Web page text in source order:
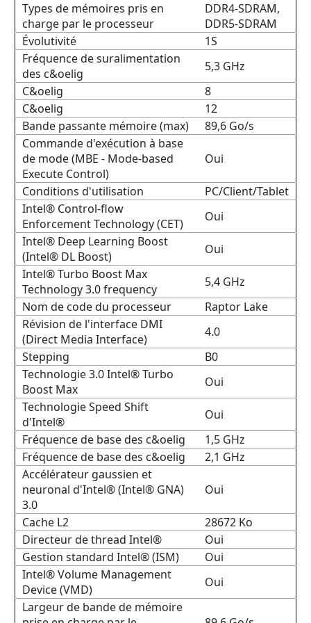
Types de mémoires pris en
charge par le processeur
DDR4-SDRAM,
DDR5-SDRAM
Évolutivité
1S
Fréquence de suralimentation
des c&oelig
5,3 GHz
C&oelig
8
C&oelig
12
Bande passante mémoire (max)
89,6 Go/s
Commande d'exécution à base
de mode (MBE - Mode-based
Execute Control)
Oui
Conditions d'utilisation
PC/Client/Tablet
Intel® Control-flow
Enforcement Technology (CET)
Oui
Intel® Deep Learning Boost
(Intel® DL Boost)
Oui
Intel® Turbo Boost Max
Technology 3.0 frequency
5,4 GHz
Nom de code du processeur
Raptor Lake
Révision de l'interface DMI
(Direct Media Interface)
4.0
Stepping
B0
Technologie 3.0 Intel® Turbo
Boost Max
Oui
Technologie Speed Shift
d'Intel®
Oui
Fréquence de base des c&oelig
1,5 GHz
Fréquence de base des c&oelig
2,1 GHz
Accélérateur gaussien et
neuronal d'Intel® (Intel® GNA)
3.0
Oui
Cache L2
28672 Ko
Directeur de thread Intel®
Oui
Gestion standard Intel® (ISM)
Oui
Intel® Volume Management
Device (VMD)
Oui
Largeur de bande de mémoire